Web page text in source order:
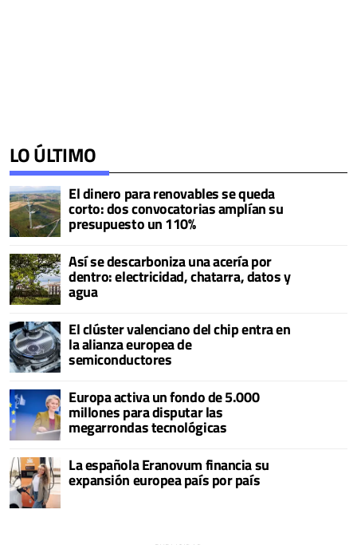
LO ÚLTIMO
El dinero para renovables se queda
corto: dos convocatorias amplían su
presupuesto un 110%
Así se descarboniza una acería por
dentro: electricidad, chatarra, datos y
agua
El clúster valenciano del chip entra en
la alianza europea de
semiconductores
Europa activa un fondo de 5.000
millones para disputar las
megarrondas tecnológicas
La española Eranovum financia su
expansión europea país por país